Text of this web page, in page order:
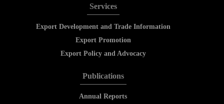
Services
Export Development and Trade Information
Export Promotion
Export Policy and Advocacy
Publications
Annual Reports